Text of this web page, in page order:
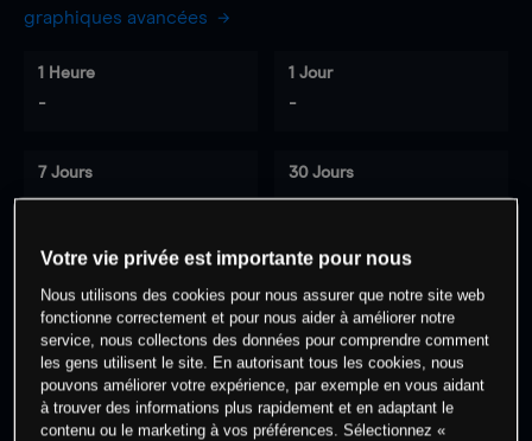
graphiques avancées
1 Heure
-
1 Jour
-
7 Jours
-
30 Jours
-
0% des clients ont une position àsur
cet actif
Commencez à trader
Votre vie privée est importante pour nous
Nous utilisons des cookies pour nous assurer que notre site web
fonctionne correctement et pour nous aider à améliorer notre
service, nous collectons des données pour comprendre comment
les gens utilisent le site. En autorisant tous les cookies, nous
pouvons améliorer votre expérience, par exemple en vous aidant
à trouver des informations plus rapidement et en adaptant le
contenu ou le marketing à vos préférences. Sélectionnez «